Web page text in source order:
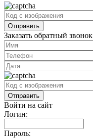
Заказать обратный звонок
Войти на сайт
Логин:
Пароль: